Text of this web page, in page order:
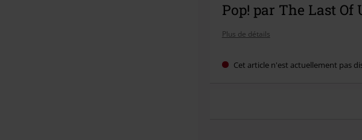
Pop! par The Last Of
Plus de détails
Cet article n'est actuellement pas